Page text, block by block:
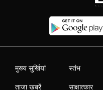
मुख्य सुर्खियां
ताजा खबरें
स्तंभ
साक्षात्कार